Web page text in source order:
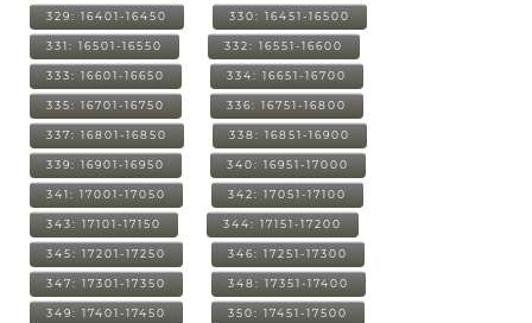
329: 16401-16450 330: 16451-16500
331: 16501-16550 332: 16551-16600
333: 16601-16650 334: 16651-16700
335: 16701-16750 336: 16751-16800
337: 16801-16850 338: 16851-16900
339: 16901-16950 340: 16951-17000
341: 17001-17050 342: 17051-17100
343: 17101-17150 344: 17151-17200
345: 17201-17250 346: 17251-17300
347: 17301-17350 348: 17351-17400
349: 17401-17450 350: 17451-17500